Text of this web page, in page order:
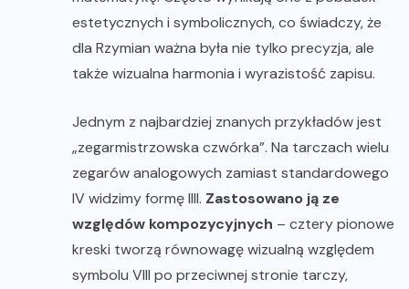
estetycznych i symbolicznych, co świadczy, że
dla Rzymian ważna była nie tylko precyzja, ale
także wizualna harmonia i wyrazistość zapisu.
Jednym z najbardziej znanych przykładów jest
„zegarmistrzowska czwórka”. Na tarczach wielu
zegarów analogowych zamiast standardowego
IV widzimy formę IIII. Zastosowano ją ze
względów kompozycyjnych – cztery pionowe
kreski tworzą równowagę wizualną względem
symbolu VIII po przeciwnej stronie tarczy,